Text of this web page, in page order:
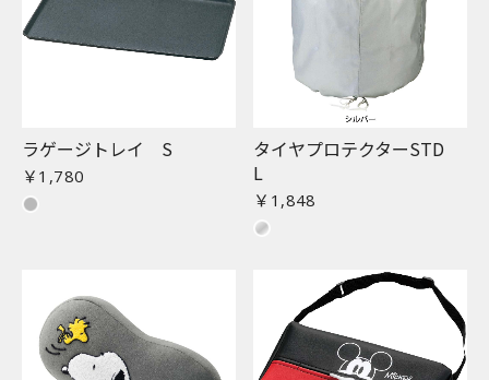
ラゲージトレイ S
￥1,780
タイヤプロテクターSTD
L
￥1,848